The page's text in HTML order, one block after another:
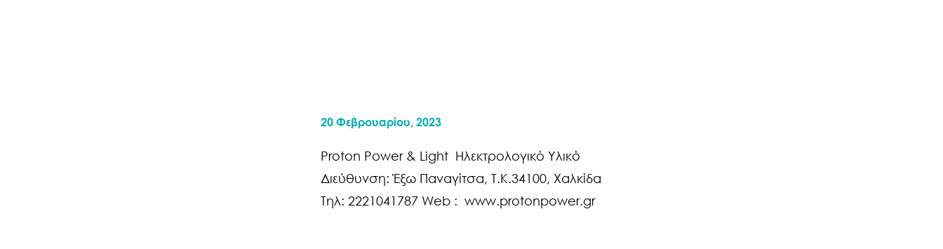
20 Φεβρουαρίου, 2023
Proton Power & Light Ηλεκτρολογικό Υλικό
Διεύθυνση: Έξω Παναγίτσα, Τ.Κ.34100, Χαλκίδα
Τηλ: 2221041787 Web : www.protonpower.gr